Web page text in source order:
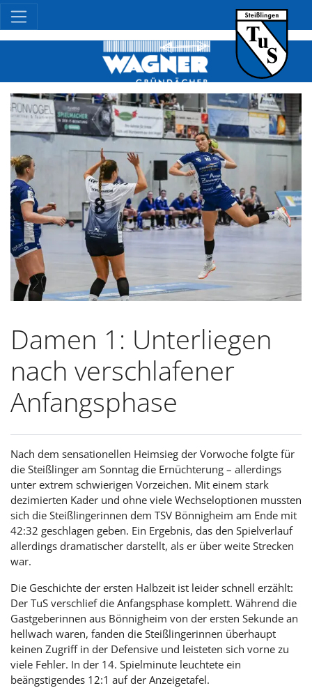
Damen 1: Unterliegen
nach verschlafener
Anfangsphase
Nach dem sensationellen Heimsieg der Vorwoche folgte für
die Steißlinger am Sonntag die Ernüchterung – allerdings
unter extrem schwierigen Vorzeichen. Mit einem stark
dezimierten Kader und ohne viele Wechseloptionen mussten
sich die Steißlingerinnen dem TSV Bönnigheim am Ende mit
42:32 geschlagen geben. Ein Ergebnis, das den Spielverlauf
allerdings dramatischer darstellt, als er über weite Strecken
war.
Die Geschichte der ersten Halbzeit ist leider schnell erzählt:
Der TuS verschlief die Anfangsphase komplett. Während die
Gastgeberinnen aus Bönnigheim von der ersten Sekunde an
hellwach waren, fanden die Steißlingerinnen überhaupt
keinen Zugriff in der Defensive und leisteten sich vorne zu
viele Fehler. In der 14. Spielminute leuchtete ein
beängstigendes 12:1 auf der Anzeigetafel.